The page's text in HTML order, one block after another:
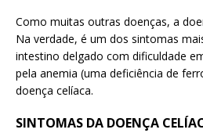
Como muitas outras doenças, a
Na verdade, é um dos sintomas
intestino delgado com dificuldade
pela anemia (uma deficiência de
doença celíaca.
SINTOMAS DA DOENÇA